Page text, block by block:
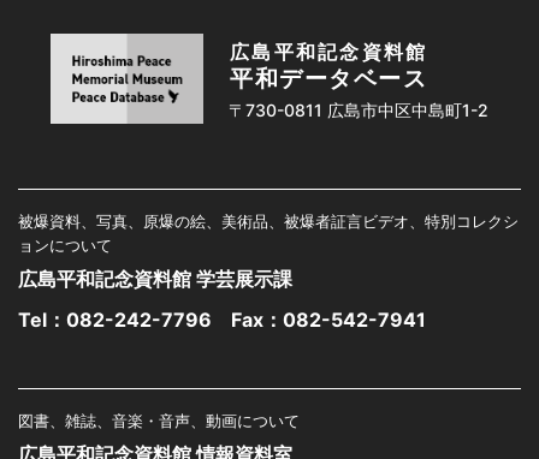
広島平和記念資料館
平和データベース
〒730-0811 広島市中区中島町1-2
被爆資料、写真、原爆の絵、美術品、被爆者証言ビデオ、特別コレクシ
ョンについて
広島平和記念資料館 学芸展示課
Tel： 082-242-7796 Fax：082-542-7941
図書、雑誌、音楽・音声、動画について